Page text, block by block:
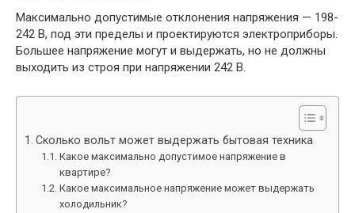
Максимально допустимые отклонения напряжения — 198-
242 В, под эти пределы и проектируются электроприборы.
Большее напряжение могут и выдержать, но не должны
выходить из строя при напряжении 242 В.
Сколько вольт может выдержать бытовая техника
Какое максимально допустимое напряжение в
квартире?
Какое максимальное напряжение может выдержать
холодильник?